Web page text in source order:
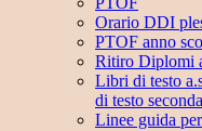
Orario DDI
PTOF anno
Ritiro Diplomi
Libri di testo
di testo
Linee guida